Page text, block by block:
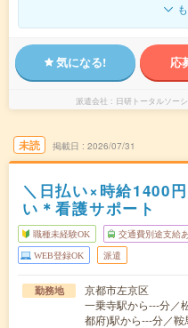
気になる! 応
派遣会社 日研トータルソー
未読 掲載日 2026/07/31
＼日払い×時給1400
い＊看護サポート
職種未経験OK 交通費別途支給
WEB登録OK 派遣
勤務地
京都市左京区
一乗寺駅から---分／
都府)駅から---分／